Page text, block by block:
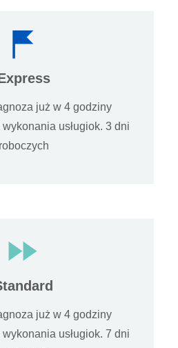
już w 4 godziny
usługiok. 3 dni
roboczych
już w 4 godziny
usługiok. 7 dni